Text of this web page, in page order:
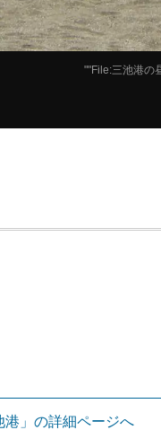
""File:三池港の
港」の詳細ページへ